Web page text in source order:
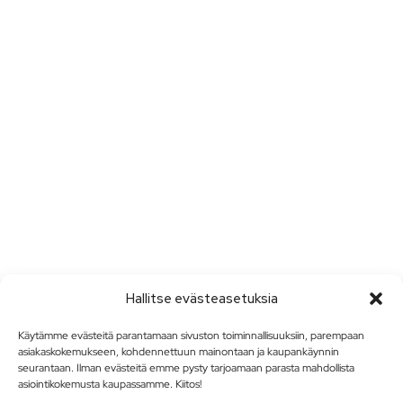
Hallitse evästeasetuksia
Käytämme evästeitä parantamaan sivuston toiminnallisuuksiin, parempaan
asiakaskokemukseen, kohdennettuun mainontaan ja kaupankäynnin
seurantaan. Ilman evästeitä emme pysty tarjoamaan parasta mahdollista
asiointikokemusta kaupassamme. Kiitos!